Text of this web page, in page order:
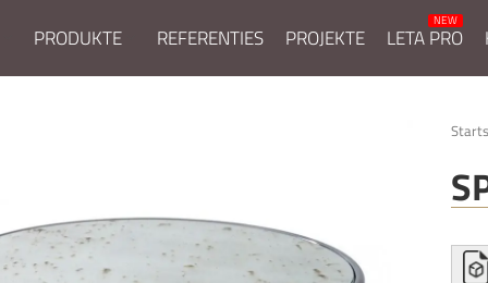
PRODUKTE REFERENTIES PROJEKTE LETA PRO